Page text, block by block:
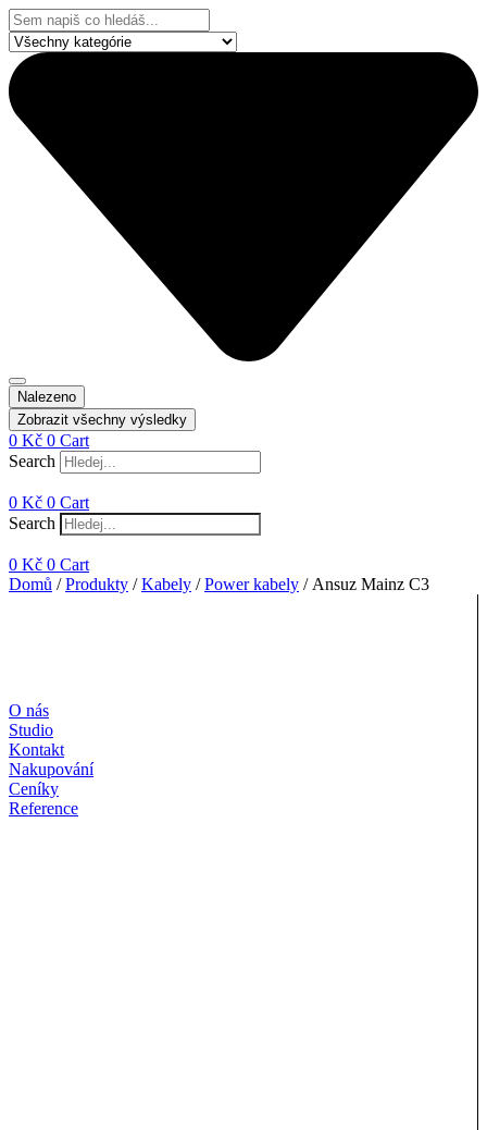
Přejít
k
obsahu
Search
...
Nalezeno
Zobrazit všechny výsledky
0 Kč 0 Cart
Search
0 Kč 0 Cart
Search
0 Kč 0 Cart
Domů /Produkty /Kabely /Power kabely / Ansuz Mainz C3
O nás
Studio
Kontakt
Nakupování
Ceníky
Reference